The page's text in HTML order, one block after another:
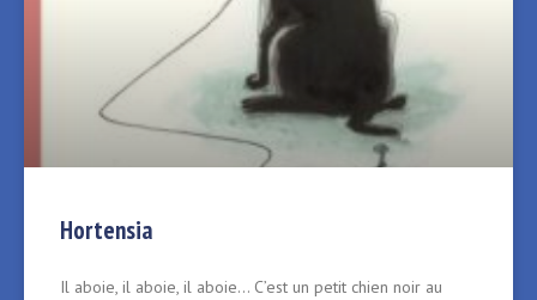
Hortensia
Il aboie, il aboie, il aboie… C’est un petit chien noir au